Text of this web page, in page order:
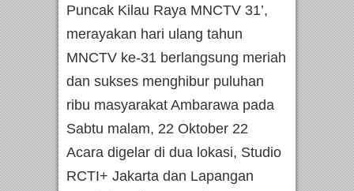
Puncak Kilau Raya MNCTV 31’,
merayakan hari ulang tahun
MNCTV ke-31 berlangsung meriah
dan sukses menghibur puluhan
ribu masyarakat Ambarawa pada
Sabtu malam, 22 Oktober 22
Acara digelar di dua lokasi, Studio
RCTI+ Jakarta dan Lapangan